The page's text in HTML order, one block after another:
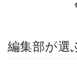
編集部が選